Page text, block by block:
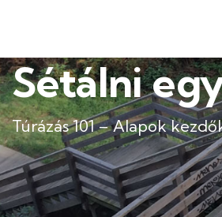
Sétálni
Túrázás 101 – Alapok